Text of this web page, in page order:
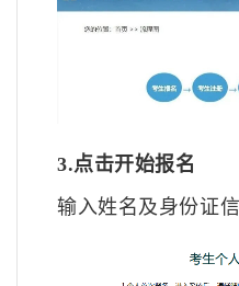
3.点击开始报名
输入姓名及身份证